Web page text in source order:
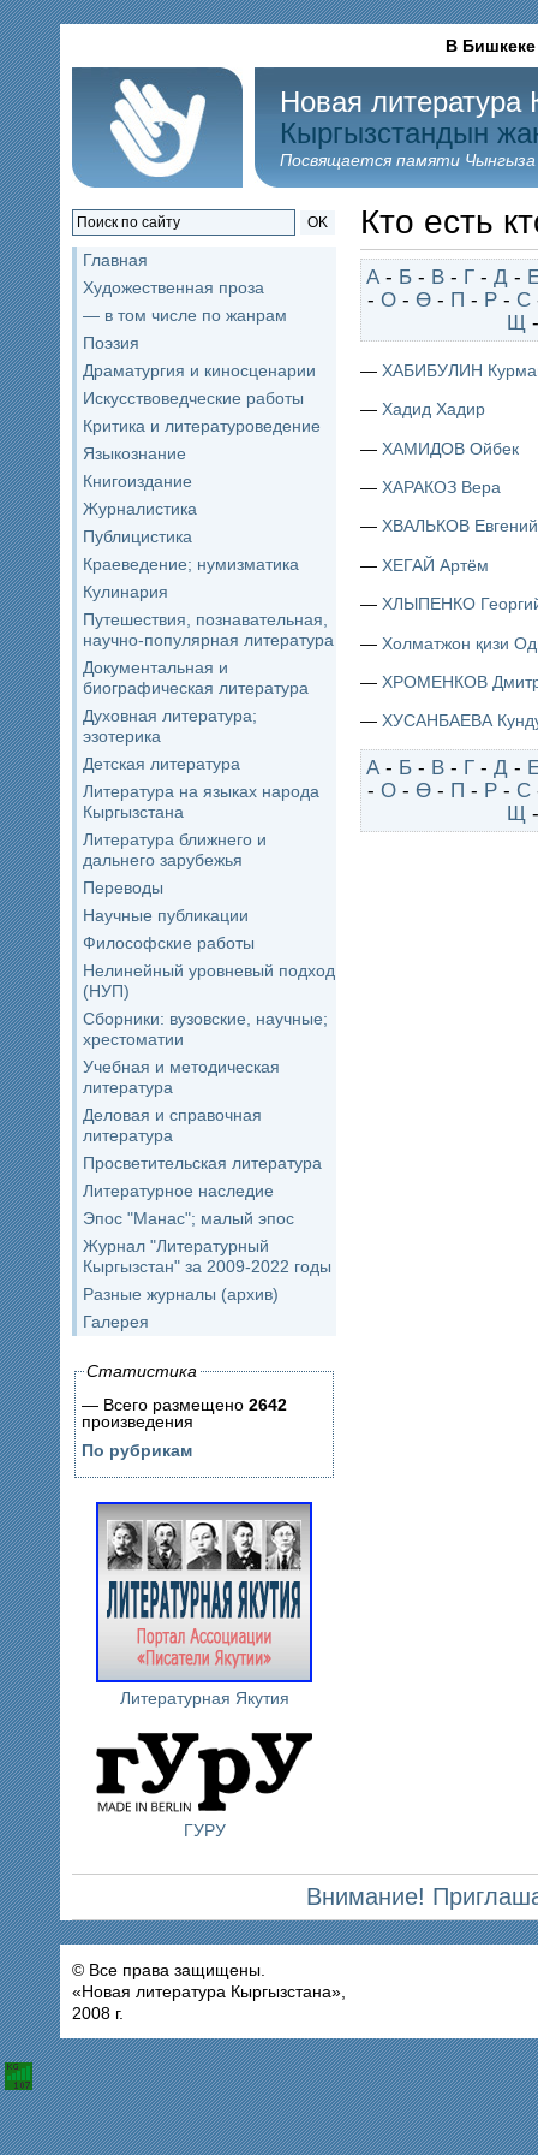
В Бишкеке
Новая литература
Кыргызстандын
Посвящается памяти
OK
Главная
Художественная проза
— в том числе по жанрам
Поэзия
Драматургия и киносценарии
Искусствоведческие работы
Критика и литературоведение
Языкознание
Книгоиздание
Журналистика
Публицистика
Краеведение; нумизматика
Кулинария
Путешествия, познавательная,
научно-популярная литература
Документальная и
биографическая литература
Духовная литература;
эзотерика
Детская литература
Литература на языках народа
Кыргызстана
Литература ближнего и
дальнего зарубежья
Переводы
Научные публикации
Философские работы
Нелинейный уровневый подход
(НУП)
Сборники: вузовские, научные;
хрестоматии
Учебная и методическая
литература
Деловая и справочная
литература
Просветительская литература
Литературное наследие
Эпос "Манас"; малый эпос
Журнал "Литературный
Кыргызстан" за 2009-2022 годы
Разные журналы (архив)
Галерея
Статистика
— Всего размещено 2642
произведения
По рубрикам
Литературная Якутия
ГУРУ
Кто есть
А - Б - В - Г - Д -
- О- Ө- П - Р- С
Щ
— ХАБИБУЛИН
— Хадид Хадир
— ХАМИДОВ Ойбек
— ХАРАКОЗ Вера
— ХВАЛЬКОВ Евгений
— ХЕГАЙ Артём
— ХЛЫПЕНКО
— Холматжон қизи
— ХРОМЕНКОВ
— ХУСАНБАЕВА
А - Б - В - Г - Д -
- О- Ө- П - Р- С
Щ
Внимание!
© Все права защищены.
«Новая литература Кыргызстана»,
2008 г.